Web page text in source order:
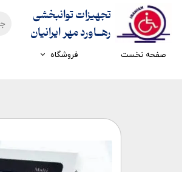
تجهیزات توانبخشی
​​​​​​​رهــاورد مهر ایرانیان
صفحه نخست فروشگاه
تجهیزات کار درمانی